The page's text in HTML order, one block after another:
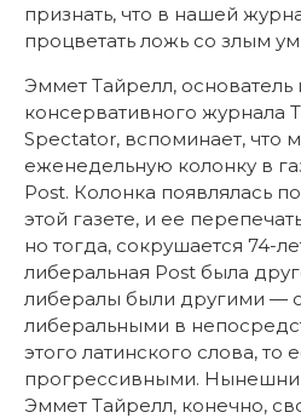
признать, что в нашей
процветать ложь со злым
Эммет Тайрелл,
консервативного журнала
Spectator, вспоминает, что
еженедельную колонку в
Post. Колонка появлялась
этой газете, и ее
но тогда, сокрушается 74-
либеральная Post была
либералы были другими —
либеральными в
этого латинского слова, то
прогрессивными.
Эммет Тайрелл, конечно,